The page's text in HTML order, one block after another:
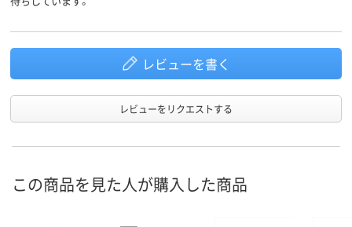
レビューを書く
レビューをリクエストする
この商品を見た人が購入した商品